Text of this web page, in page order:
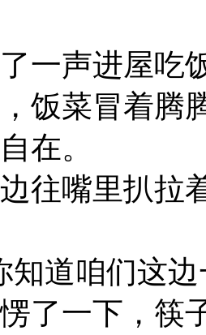
一声进屋吃
饭菜冒着腾
在。
往嘴里扒拉
知道咱们这
了一下，筷